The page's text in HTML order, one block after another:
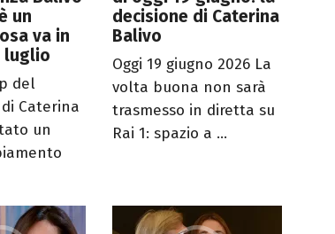
un
va in
luglio
del
Caterina
un
decisione di Caterina
Balivo
Oggi 19 giugno 2026 La
volta buona non sarà
trasmesso in diretta su
Rai 1: spazio a ...